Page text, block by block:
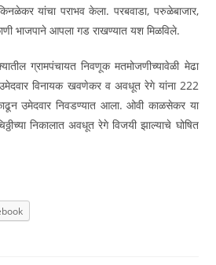
यांचा पराभव केला. परबवाडा, परुळेबाजार,
भाजपाने आपला गड राखण्यात यश मिळविले.
निवणूक मतमोजणीच्यावेळी मेढा
उमेदवार विनायक खवणेकर व अवधूत रेगे यांना 222
उमेदवार निवडण्यात आला. ओवी काळसेकर या
निकालात अवधूत रेगे विजयी झाल्याचे घोषित